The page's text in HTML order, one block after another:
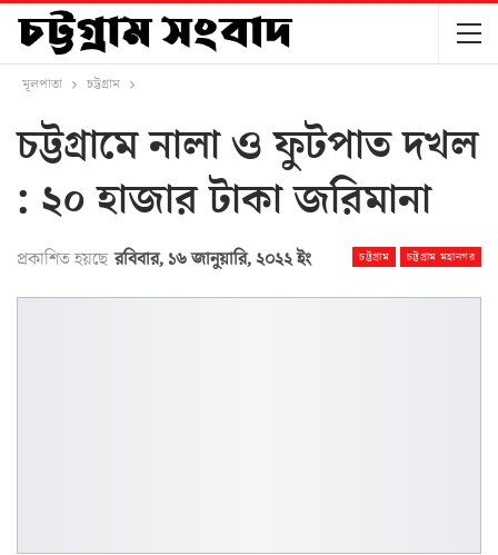
মূলপাতা চট্টগ্রাম
চট্টগ্রামে নালা ও ফুটপাত দখল
: ২০ হাজার টাকা জরিমানা
চট্টগ্রাম চট্টগ্রাম মহানগর
প্রকাশিত হয়ছে রবিবার, ১৬ জানুয়ারি, ২০২২ ইং